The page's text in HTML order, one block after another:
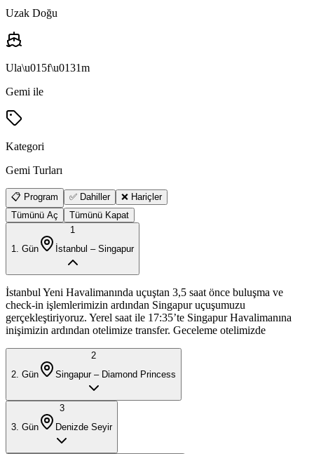
Uzak Doğu
Ula\u015f\u0131m
Gemi ile
Kategori
Gemi Turları
📋 Program ✅ Dahiller
❌ Hariçler
Tümünü Aç
Tümünü Kapat
1
1
. Gün İstanbul – Singapur
İstanbul Yeni Havalimanında uçuştan 3,5 saat önce buluşma ve
check-in işlemlerimizin ardından Singapur uçuşumuzu
gerçekleştiriyoruz. Yerel saat ile 17:35’te Singapur Havalimanına
inişimizin ardından otelimize transfer. Geceleme otelimizde
2
2 . Gün Singapur – Diamond Princess
3
3 . Gün Denizde Seyir